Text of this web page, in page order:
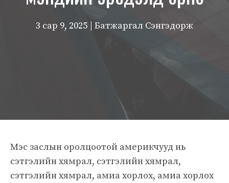
3 сар 9, 2025 | Батжаргал Сэнгэдорж
Мэс заслын оролцоотой америкчууд нь
сэтгэлийн хямрал, сэтгэлийн хямрал,
сэтгэлийн хямрал, амиа хорлох, амиа хорлох